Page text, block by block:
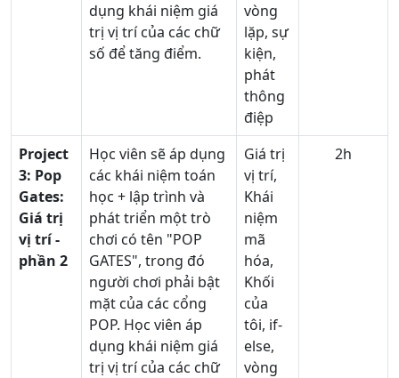
dụng khái niệm giá
trị vị trí của các chữ
số để tăng điểm.
vòng
lặp, sự
kiện,
phát
thông
điệp
Project
3: Pop
Gates:
Giá trị
vị trí -
phần 2
Học viên sẽ áp dụng
các khái niệm toán
học + lập trình và
phát triển một trò
chơi có tên "POP
GATES", trong đó
người chơi phải bật
mặt của các cổng
POP. Học viên áp
dụng khái niệm giá
trị vị trí của các chữ
Giá trị
vị trí,
Khái
niệm
mã
hóa,
Khối
của
tôi, if-
else,
vòng
2h